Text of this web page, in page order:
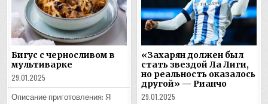
Бигус с черносливом в
мультиварке
29.01.2025
Описание приготовления: Я
«Захарян должен был
стать звездой Ла Лиги,
но реальность оказалось
другой» — Рианчо
29.01.2025